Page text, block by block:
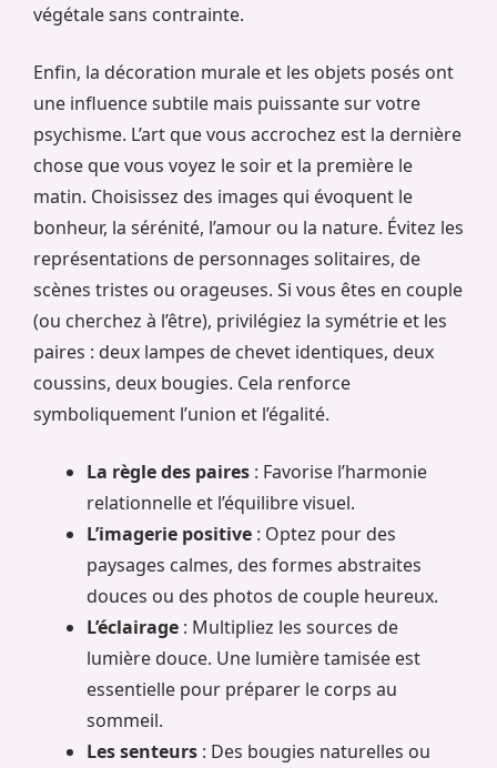
végétale sans contrainte.
Enfin, la décoration murale et les objets posés ont
une influence subtile mais puissante sur votre
psychisme. L’art que vous accrochez est la dernière
chose que vous voyez le soir et la première le
matin. Choisissez des images qui évoquent le
bonheur, la sérénité, l’amour ou la nature. Évitez les
représentations de personnages solitaires, de
scènes tristes ou orageuses. Si vous êtes en couple
(ou cherchez à l’être), privilégiez la symétrie et les
paires : deux lampes de chevet identiques, deux
coussins, deux bougies. Cela renforce
symboliquement l’union et l’égalité.
La règle des paires : Favorise l’harmonie
relationnelle et l’équilibre visuel.
L’imagerie positive : Optez pour des
paysages calmes, des formes abstraites
douces ou des photos de couple heureux.
L’éclairage : Multipliez les sources de
lumière douce. Une lumière tamisée est
essentielle pour préparer le corps au
sommeil.
Les senteurs : Des bougies naturelles ou